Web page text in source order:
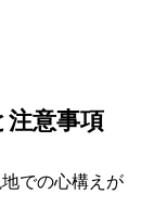
注意事項
での心構えが